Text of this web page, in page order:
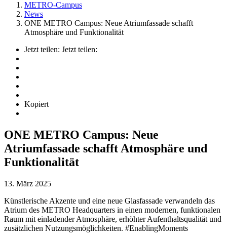
METRO-Campus
News
ONE METRO Campus: Neue Atriumfassade schafft
Atmosphäre und Funktionalität
Jetzt teilen: Jetzt teilen:
Kopiert
ONE METRO Campus: Neue
Atriumfassade schafft Atmosphäre und
Funktionalität
13. März 2025
Künstlerische Akzente und eine neue Glasfassade verwandeln das
Atrium des METRO Headquarters in einen modernen, funktionalen
Raum mit einladender Atmosphäre, erhöhter Aufenthaltsqualität und
zusätzlichen Nutzungsmöglichkeiten. #EnablingMoments